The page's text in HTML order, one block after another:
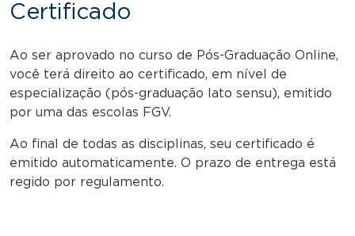
Certificado
Ao ser aprovado no curso de Pós-Graduação Online,
você terá direito ao certificado, em nível de
especialização (pós-graduação lato sensu), emitido
por uma das escolas FGV.
Ao final de todas as disciplinas, seu certificado é
emitido automaticamente. O prazo de entrega está
regido por regulamento.